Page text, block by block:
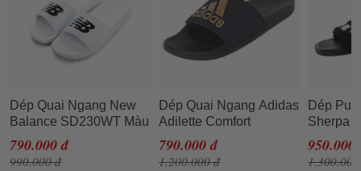
Dép Quai Ngang New
Balance SD230WT Màu
Trắng Size 41.5
790.000 đ
990.000 đ
Dép Quai Ngang Adidas
Adilette Comfort
EG1850 Màu Đen Size
39
790.000 đ
1.200.000 đ
Dép
Sherpa
Slipper
Đen
950.000